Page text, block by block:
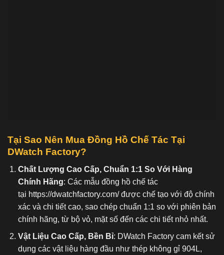
Tại Sao Nên Mua Đồng Hồ Chế Tác Tại
DWatch Factory?
Chất Lượng Cao Cấp, Chuẩn 1:1 So Với Hàng
Chính Hãng: Các mẫu đồng hồ chế tác
tại https://dwatchfactory.com/được chế tạo với độ chính
xác và chi tiết cao, sao chép chuẩn 1:1 so với phiên bản
chính hãng, từ bộ vỏ, mặt số đến các chi tiết nhỏ nhất.
Vật Liệu Cao Cấp, Bền Bỉ: DWatch Factory cam kết sử
dụng các vật liệu hàng đầu như thép không gỉ 904L,